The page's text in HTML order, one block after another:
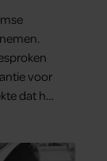
voor
dat het